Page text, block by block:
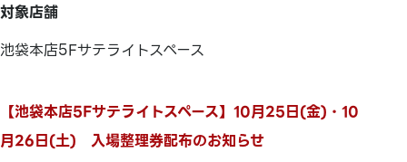
対象店舗
池袋本店5Fサテライトスペース
【池袋本店5Fサテライトスペース】10月25日(金)・10
月26日(土) 入場整理券配布のお知らせ